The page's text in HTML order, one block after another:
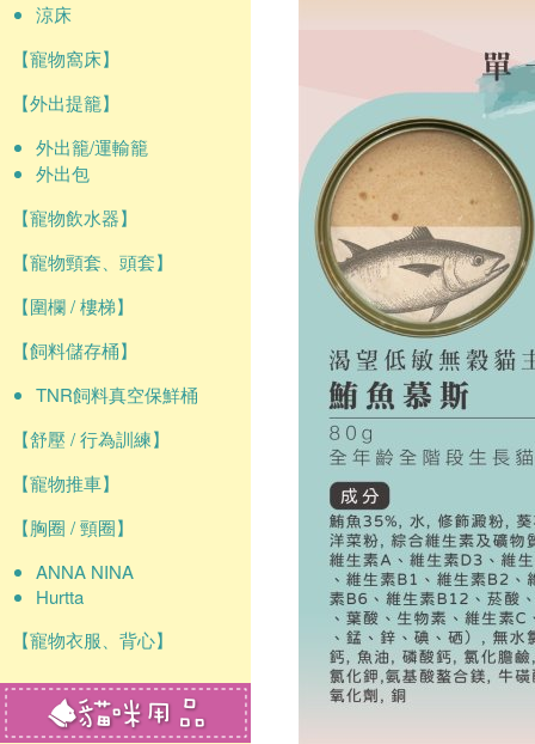
涼床
【寵物窩床】
【外出提籠】
外出籠/運輸籠
外出包
【寵物飲水器】
【寵物頸套、頭套】
【圍欄 / 樓梯】
【飼料儲存桶】
TNR飼料真空保鮮桶
【舒壓 / 行為訓練】
【寵物推車】
【胸圈 / 頸圈】
ANNA NINA
Hurtta
【寵物衣服、背心】